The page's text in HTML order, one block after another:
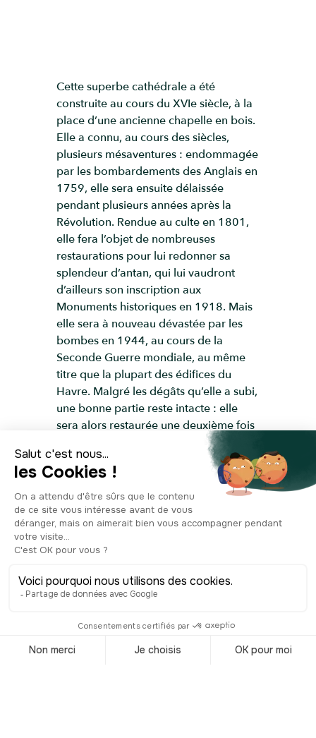
Cette superbe cathédrale a été
construite au cours du XVIe siècle, à la
place d’une ancienne chapelle en bois.
Elle a connu, au cours des siècles,
plusieurs mésaventures : endommagée
par les bombardements des Anglais en
1759, elle sera ensuite délaissée
pendant plusieurs années après la
Révolution. Rendue au culte en 1801,
elle fera l’objet de nombreuses
restaurations pour lui redonner sa
splendeur d’antan, qui lui vaudront
d’ailleurs son inscription aux
Monuments historiques en 1918. Mais
elle sera à nouveau dévastée par les
bombes en 1944, au cours de la
Seconde Guerre mondiale, au même
titre que la plupart des édifices du
Havre. Malgré les dégâts qu’elle a subi,
une bonne partie reste intacte : elle
sera alors restaurée une deuxième fois
par la ville, qui s’efforcera de lui
redonner sa forme primitive. D’une
blancheur éclatante, la cathédrale
Notre-Dame est donc un véritable
vestige du XVIe siècle qui, malgré les
bombes qui l’ont plusieurs fois visées, a
gardé toute son élégance et son
Elle arbore un style gothique et
plusieurs touches issues de la
orgue qui a été donné par Richelieu à
la ville en 1638, ainsi que deux